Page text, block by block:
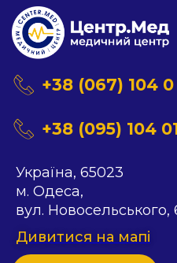
+38 (067) 104 0
+38 (095) 104
Українa, 65023
м. Одеса,
вул. Новосельського,
Дивитися на мапi